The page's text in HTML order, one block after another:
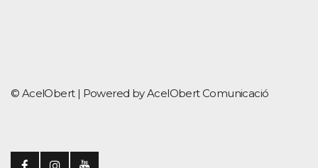
© AcelObert | Powered by AcelObert Comunicació